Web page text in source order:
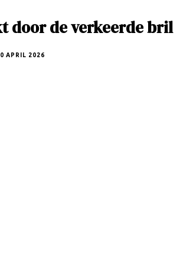
door de verkeerde bril
APRIL 2026